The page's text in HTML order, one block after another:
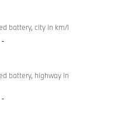
battery, city in km/l
-
battery, highway in
-